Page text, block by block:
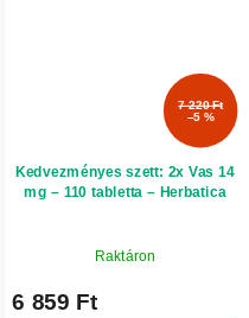
7 220 Ft
–5 %
Kedvezményes szett: 2x Vas 14
mg – 110 tabletta – Herbatica
Raktáron
6 859 Ft